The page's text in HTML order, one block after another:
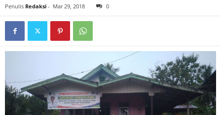
Penulis Redaksi - Mar 29, 2018 0